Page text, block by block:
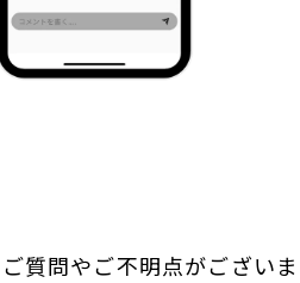
質問やご不明点がござい